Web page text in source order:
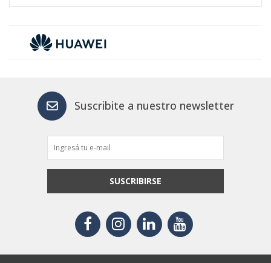
Suscribite a nuestro newsletter
SUSCRIBIRSE